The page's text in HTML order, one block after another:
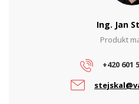
Ing. Jan
Produkt
+420 601